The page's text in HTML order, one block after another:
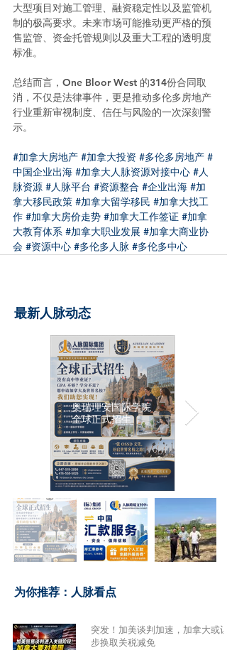
大型项目对施工管理、融资稳定性以及监管机
制的极高要求。未来市场可能推动更严格的预
售监管、资金托管规则以及重大工程的透明度
标准。
总结而言，One Bloor West 的314份合同取
消，不仅是法律事件，更是推动多伦多房地产
行业重新审视制度、信任与风险的一次深刻警
示。
#加拿大房地产 #加拿大投资 #多伦多房地产 #
中国企业出海 #加拿大人脉资源对接中心 #人
脉资源 #人脉平台 #资源整合 #企业出海 #加
拿大移民政策 #加拿大留学移民 #加拿大找工
作 #加拿大房价走势 #加拿大工作签证 #加拿
大教育体系 #加拿大职业发展 #加拿大商业协
会 #资源中心 #多伦多人脉 #多伦多中心
最新人脉动态
奥瑞理安国际学院
全球正式招生
​为你推荐：人脉看点
突发！加美谈判加速，加拿大或让
步换取关税减免